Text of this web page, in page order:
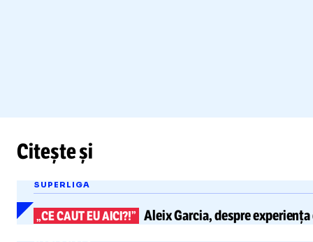
Citește și
SUPERLIGA
„CE CAUT EU AICI?!” Aleix Garcia, despreexperiența